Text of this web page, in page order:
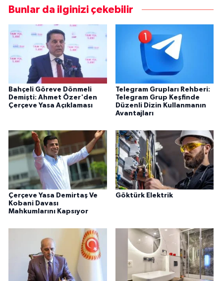
Bunlar da ilginizi çekebilir
Bahçeli Göreve Dönmeli
Demişti: Ahmet Özer'den
Çerçeve Yasa Açıklaması
Telegram Grupları Rehberi:
Telegram Grup Keşfinde
Düzenli Dizin Kullanmanın
Avantajları
Çerçeve Yasa Demirtaş Ve
Kobani Davası
Mahkumlarını Kapsıyor
Göktürk Elektrik